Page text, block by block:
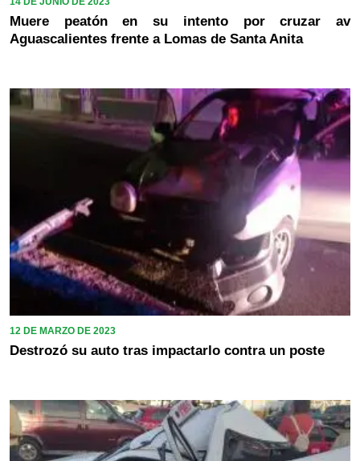
Muere peatón en su intento por cruzar av
Aguascalientes frente a Lomas de Santa Anita
12 DE MARZO DE 2023
Destrozó su auto tras impactarlo contra un poste